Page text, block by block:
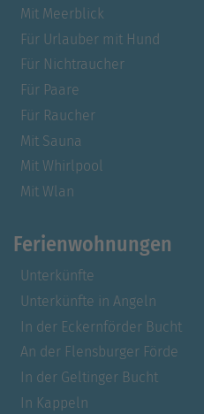
Mit Meerblick
Für Urlauber mit Hund
Für Nichtraucher
Für Paare
Für Raucher
Mit Sauna
Mit Whirlpool
Mit Wlan
Ferienwohnungen
Unterkünfte
Unterkünfte in Angeln
In der Eckernförder Bucht
An der Flensburger Förde
In der Geltinger Bucht
In Kappeln